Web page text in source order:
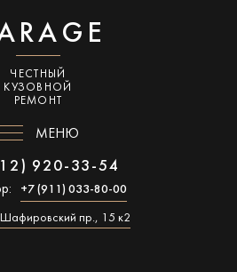
ЧЕСТНЫЙ
КУЗОВНОЙ
РЕМОНТ
МЕНЮ
920-33-54
+7 (911) 033-80-00
Шафировский пр., 15 к2